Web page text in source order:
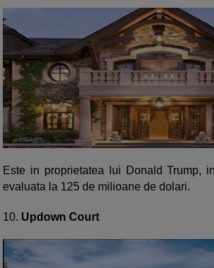
Este in proprietatea lui Donald Trump,
evaluata la 125 de milioane de dolari.
10. Updown Court